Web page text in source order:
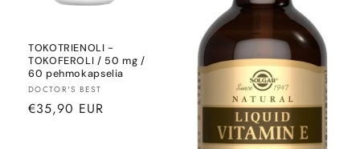
TOKOTRIENOLI -
TOKOFEROLI / 50 mg /
60 pehmokapselia
Myyjä:
DOCTOR'S BEST
Normaalihinta
€35,90 EUR